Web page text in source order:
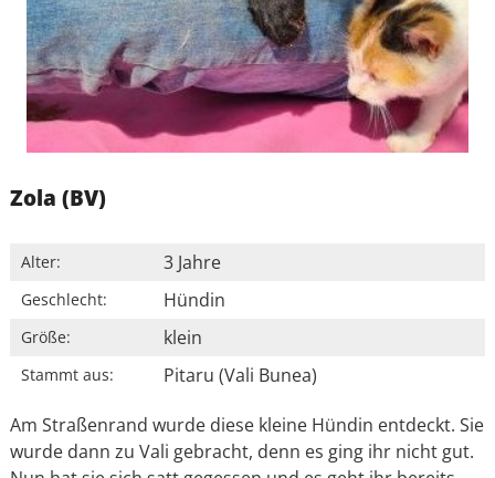
Zola (BV)
Alter: 3 Jahre
Geschlecht: Hündin
Größe: klein
Stammt aus: Pitaru (Vali Bunea)
Am Straßenrand wurde diese kleine Hündin entdeckt. Sie
wurde dann zu Vali gebracht, denn es ging ihr nicht gut.